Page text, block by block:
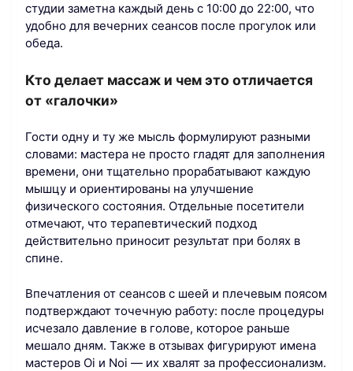
студии заметна каждый день с 10:00 до 22:00, что
удобно для вечерних сеансов после прогулок или
обеда.
Кто делает массаж и чем это отличается
от «галочки»
Гости одну и ту же мысль формулируют разными
словами: мастера не просто гладят для заполнения
времени, они тщательно прорабатывают каждую
мышцу и ориентированы на улучшение
физического состояния. Отдельные посетители
отмечают, что терапевтический подход
действительно приносит результат при болях в
спине.
Впечатления от сеансов с шеей и плечевым поясом
подтверждают точечную работу: после процедуры
исчезало давление в голове, которое раньше
мешало дням. Также в отзывах фигурируют имена
мастеров Oi и Noi — их хвалят за профессионализм.